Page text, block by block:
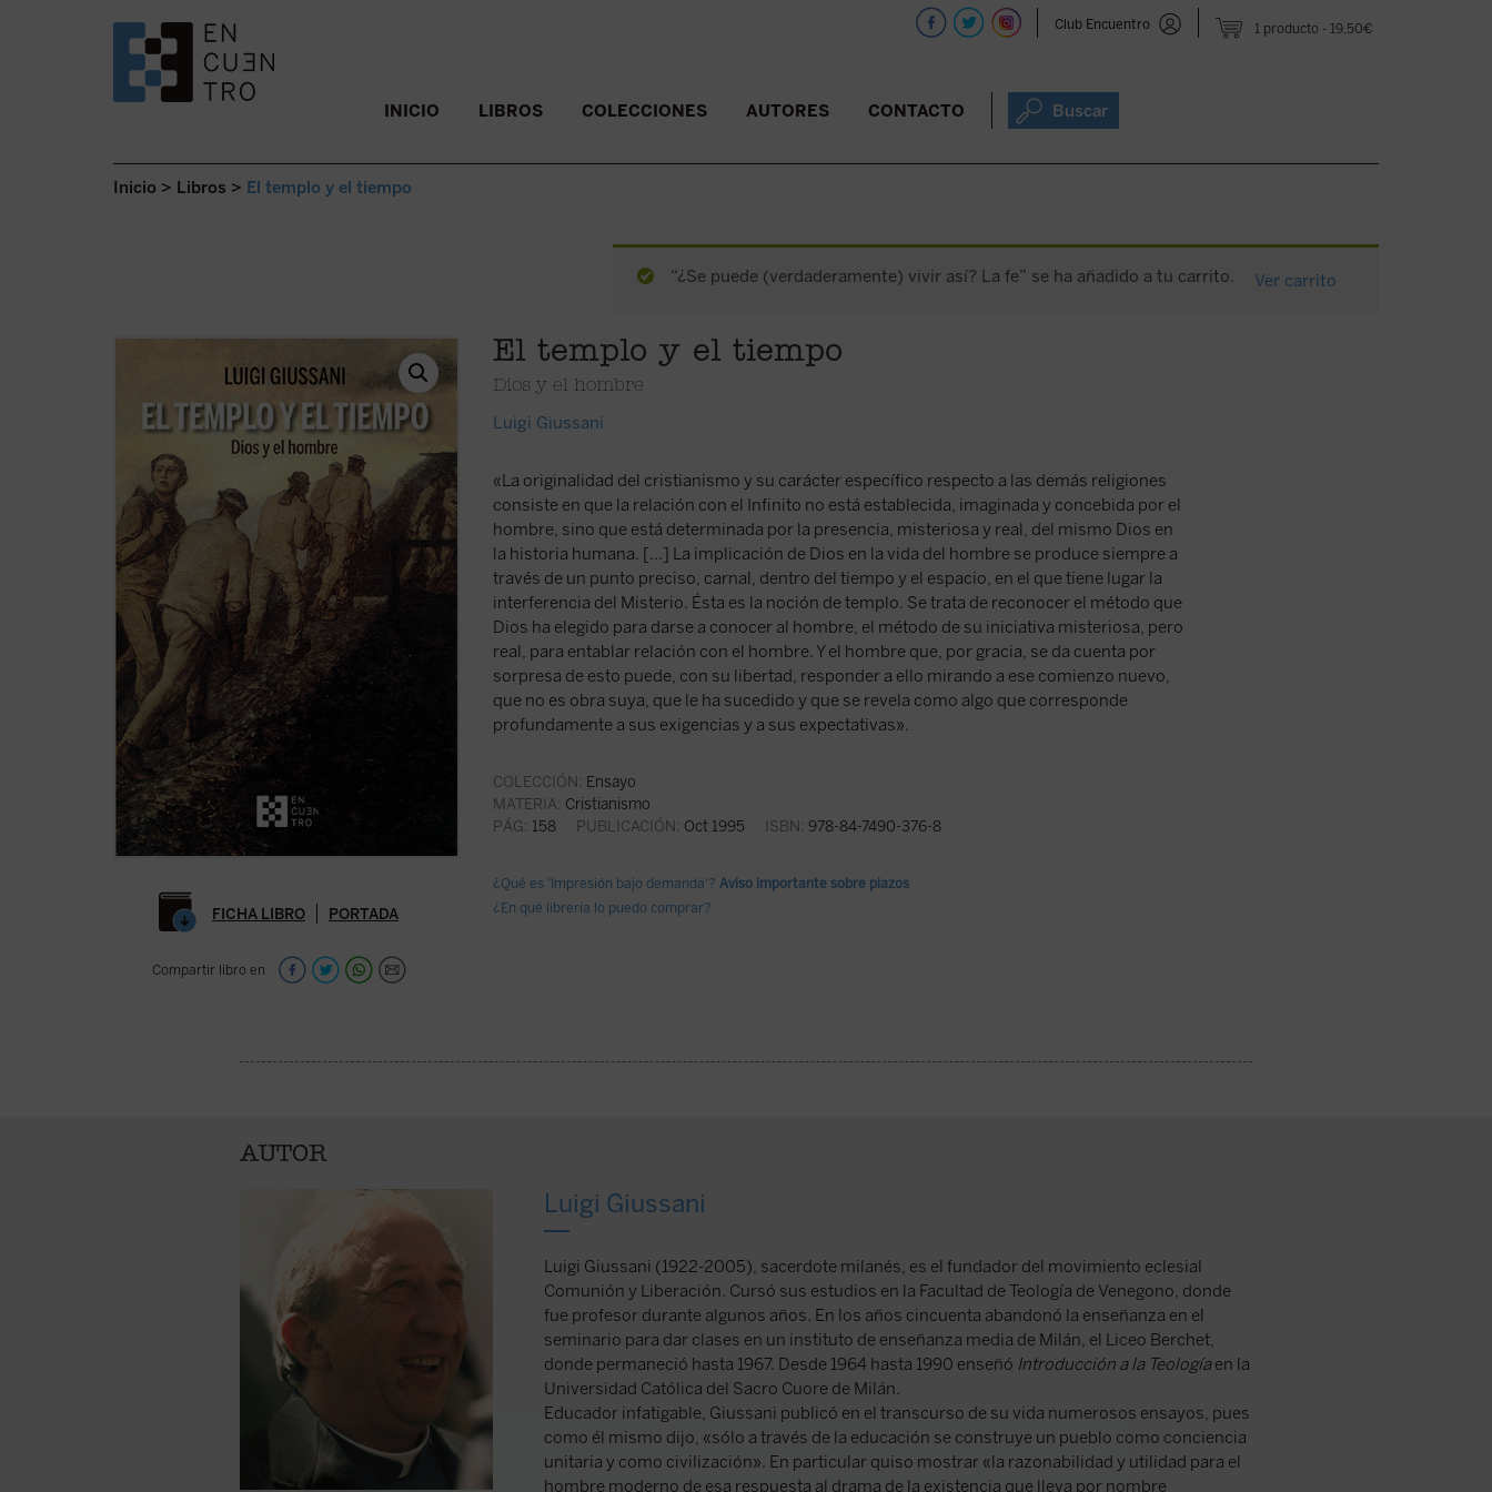
1 producto 19,50€
Club Encuentro
SALTAR AL CONTENIDO. INICIO LIBROS COLECCIONES AUTORES CONTACTO Buscar
Inicio > Libros > El templo y el tiempo
“¿Se puede (verdaderamente) vivir así? La fe” se ha añadido a tu carrito. Ver carrito
FICHA LIBRO PORTADA
Compartir libro en
El templo y el tiempo
Dios y el hombre
Luigi Giussani
«La originalidad del cristianismo y su carácter específico respecto a las demás religiones
consiste en que la relación con el Infinito no está establecida, imaginada y concebida por el
hombre, sino que está determinada por la presencia, misteriosa y real, del mismo Dios en
la historia humana. [...] La implicación de Dios en la vida del hombre se produce siempre a
través de un punto preciso, carnal, dentro del tiempo y el espacio, en el que tiene lugar la
interferencia del Misterio. Ésta es la noción de templo. Se trata de reconocer el método que
Dios ha elegido para darse a conocer al hombre, el método de su iniciativa misteriosa, pero
real, para entablar relación con el hombre. Y el hombre que, por gracia, se da cuenta por
sorpresa de esto puede, con su libertad, responder a ello mirando a ese comienzo nuevo,
que no es obra suya, que le ha sucedido y que se revela como algo que corresponde
profundamente a sus exigencias y a sus expectativas».
COLECCIÓN: Ensayo
MATERIA: Cristianismo
PÁG: 158 PUBLICACIÓN: Oct 1995 ISBN: 978-84-7490-376-8
¿Qué es 'Impresión bajo demanda'? Aviso importante sobre plazos
¿En qué librería lo puedo comprar?
AUTOR
Luigi Giussani
Luigi Giussani (1922-2005), sacerdote milanés, es el fundador del movimiento eclesial
Comunión y Liberación. Cursó sus estudios en la Facultad de Teología de Venegono, donde
fue profesor durante algunos años. En los años cincuenta abandonó la enseñanza en el
seminario para dar clases en un instituto de enseñanza media de Milán, el Liceo Berchet,
donde permaneció hasta 1967. Desde 1964 hasta 1990 enseñó Introducción a la Teologíaen la
Universidad Católica del Sacro Cuore de Milán.
Educador infatigable, Giussani publicó en el transcurso de su vida numerosos ensayos, pues
como él mismo dijo, «sólo a través de la educación se construye un pueblo como conciencia
unitaria y como civilización». En particular quiso mostrar «la razonabilidad y utilidad para el
hombre moderno de esa respuesta al drama de la existencia que lleva por nombre